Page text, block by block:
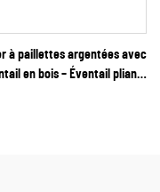
à paillettes argentées avec
en bois – Éventail pliant